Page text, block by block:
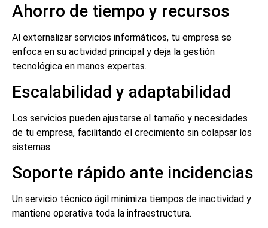
Ahorro de tiempo y recursos
Al externalizar servicios informáticos, tu empresa se
enfoca en su actividad principal y deja la gestión
tecnológica en manos expertas.
Escalabilidad y adaptabilidad
Los servicios pueden ajustarse al tamaño y necesidades
de tu empresa, facilitando el crecimiento sin colapsar los
sistemas.
Soporte rápido ante incidencias
Un servicio técnico ágil minimiza tiempos de inactividad y
mantiene operativa toda la infraestructura.